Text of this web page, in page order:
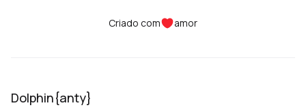
Criado com amor
Dolphin{anty}